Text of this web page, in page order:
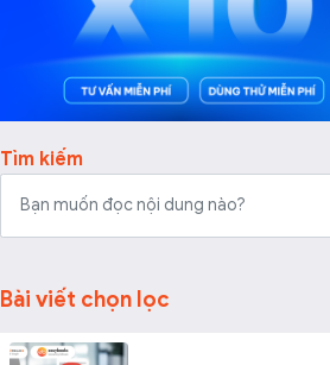
Tìm kiếm
Bài viết chọn lọc